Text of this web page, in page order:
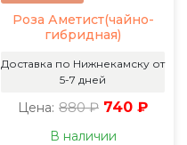
Роза Аметист(чайно-
гибридная)
Доставка по Нижнекамску от
5-7 дней
Цена: 880 ₽ 740 ₽
В наличии